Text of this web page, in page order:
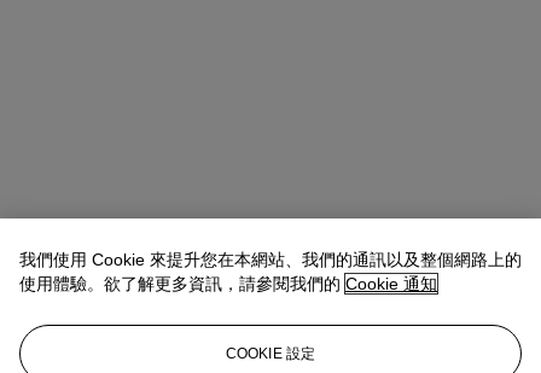
我們使用 Cookie 來提升您在本網站、我們的通訊以及整個網路上的
使用體驗。欲了解更多資訊，請參閱我們的 Cookie 通知
COOKIE 設定